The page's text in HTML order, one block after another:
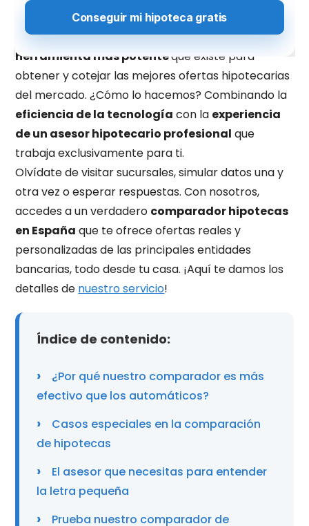
hipotecas a un nivel superior. Aunque no somos un
widgetde comparación, somos, de hecho,la
herramienta más potenteque existe para
obtener y cotejar las mejores ofertas hipotecarias
del mercado. ¿Cómo lo hacemos? Combinando la
eficiencia de la tecnología con la experiencia
de un asesor hipotecario profesional que
trabaja exclusivamente para ti.
Olvídate de visitar sucursales, simular datos una y
otra vez o esperar respuestas. Con nosotros,
accedes a un verdadero comparador hipotecas
en España que te ofrece ofertas reales y
personalizadas de las principales entidades
bancarias, todo desde tu casa. ¡Aquí te damos los
detalles de nuestro servicio!
Índice de contenido:
¿Por qué nuestro comparador es más
efectivo que los automáticos?
Casos especiales en la comparación
de hipotecas
El asesor que necesitas para entender
la letra pequeña
Prueba nuestro comparador de